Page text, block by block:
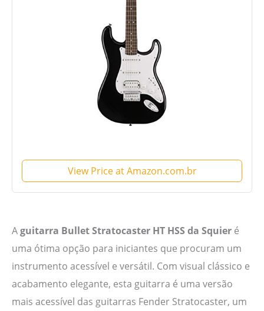
View Price at Amazon.com.br
Aguitarra Bullet Stratocaster HT HSS da Squier é
uma ótima opção para iniciantes que procuram um
instrumento acessível e versátil. Com visual clássico e
acabamento elegante, esta guitarra é uma versão
mais acessível das guitarras Fender Stratocaster, um